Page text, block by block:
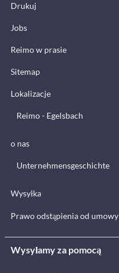
Drukuj
Jobs
Reimo w prasie
Sitemap
Lokalizacje
Reimo - Egelsbach
o nas
Unternehmensgeschichte
Wysyłka
Prawo odstąpienia od umowy
Wysyłamy za pomocą